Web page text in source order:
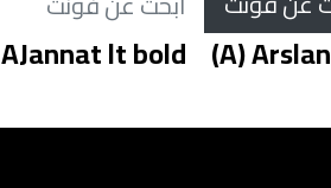
AJannat lt bold (A) Arslan